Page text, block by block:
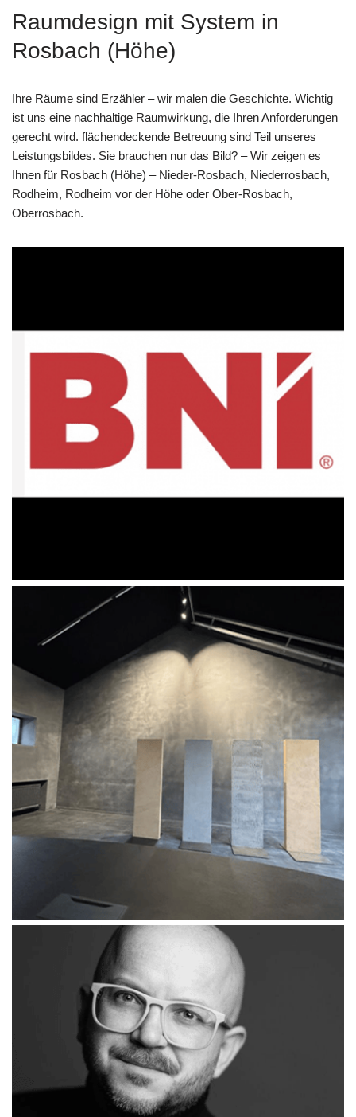
Raumdesign mit System in
Rosbach (Höhe)
Ihre Räume sind Erzähler – wir malen die Geschichte. Wichtig
ist uns eine nachhaltige Raumwirkung, die Ihren Anforderungen
gerecht wird. flächendeckende Betreuung sind Teil unseres
Leistungsbildes. Sie brauchen nur das Bild? – Wir zeigen es
Ihnen für Rosbach (Höhe) – Nieder-Rosbach, Niederrosbach,
Rodheim, Rodheim vor der Höhe oder Ober-Rosbach,
Oberrosbach.